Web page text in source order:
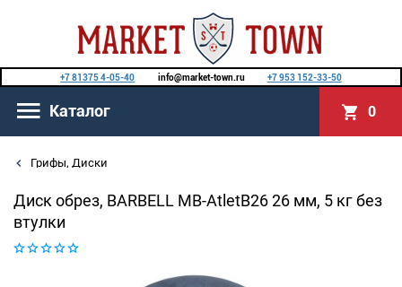
+7 81375 4-05-40 info@market-town.ru +7 953 152-33-50
Каталог 0
Грифы, Диски
Диск обрез, BARBELL MB-AtletB26 26 мм, 5 кг без
втулки